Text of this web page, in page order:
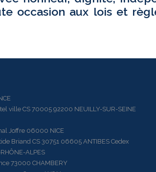
occasion aux lois et
CS 70005 92200 NEUILLY-SUR-SEINE
Joffre 06000 NICE
Briand CS 30751 06605 ANTIBES Cedex
ALPES
73000 CHAMBERY